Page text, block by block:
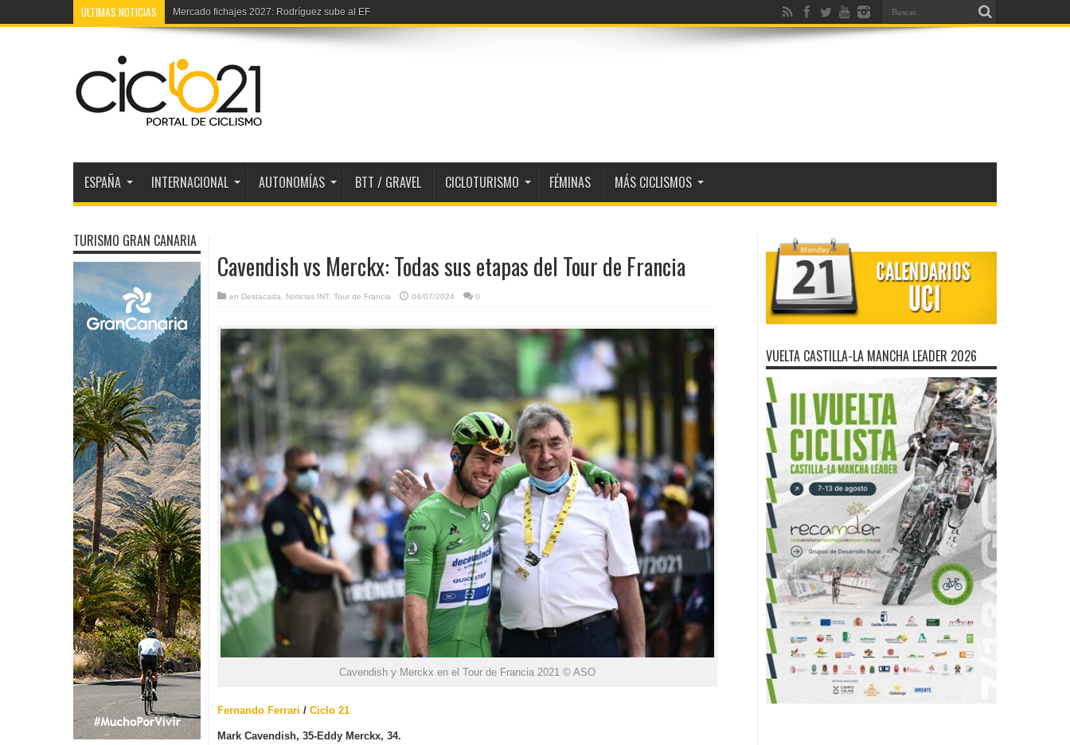
ÚLTIMAS NOTICIAS Vuelta Ribera Duero júnior: TV, etapas y perfiles 2026
ESPAÑA INTERNACIONAL AUTONOMÍAS BTT / GRAVEL CICLOTURISMO FÉMINAS MÁS CICLISMOS
Cavendish vs Merckx: Todas sus etapas del Tour de Francia
en Destacada Noticias INT, Tour de Francia 04/07/2024 0
Cavendish y Merckx en el Tour de Francia 2021 © ASO
Fernando Ferrari / Ciclo 21
Mark Cavendish, 35-Eddy Merckx, 34.
TURISMO GRAN CANARIA
VUELTA CASTILLA-LA MANCHA LEADER 2026